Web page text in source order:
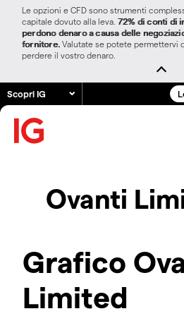
Le opzioni e CFD sono strumenti
capitale dovuto alla leva. 72% di conti di
perdono denaro a causa delle
fornitore. Valutate se potete permettervi
perdere il vostro denaro.
Scopri IG
Ovanti
Grafico
Limited